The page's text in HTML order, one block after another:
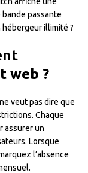
passante
illimité ?
web ?
veut pas dire que
Chaque
assurer un
Lorsque
l’absence